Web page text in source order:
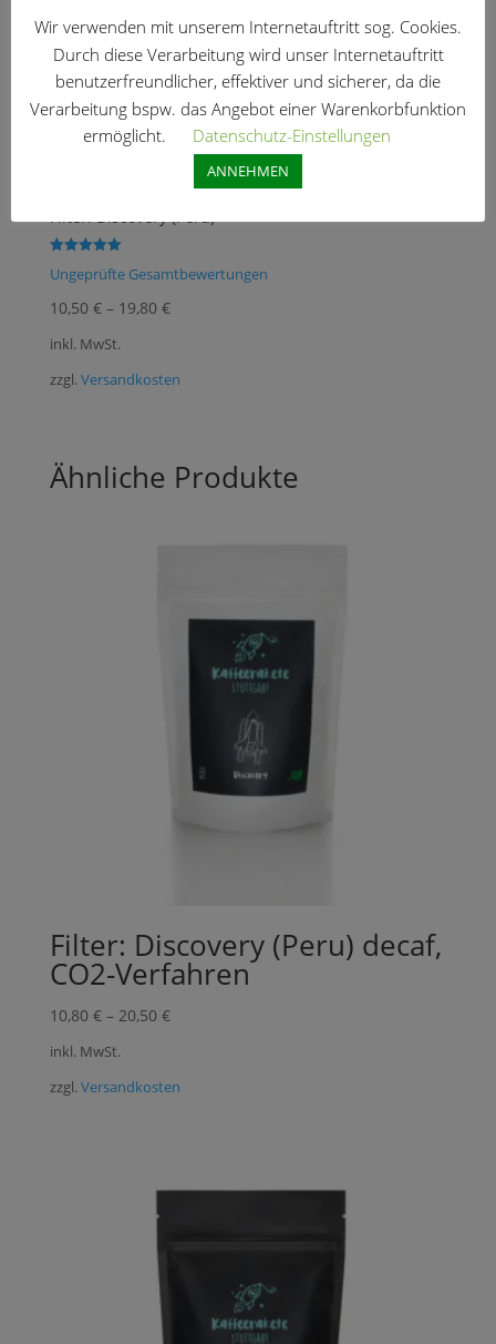
5.00
Ungeprüfte Gesamtbewertungen
10,50 €– 19,80 €
inkl. MwSt.
zzgl.Versandkosten
Ähnliche Produkte
Filter: Discovery (Peru) decaf,
CO2-Verfahren
10,80 €– 20,50 €
inkl. MwSt.
zzgl.Versandkosten
Wir verwenden mit unserem Internetauftritt sog. Cookies.
Durch diese Verarbeitung wird unser Internetauftritt
benutzerfreundlicher, effektiver und sicherer, da die
Verarbeitung bspw. das Angebot einer Warenkorbfunktion
ermöglicht.
Datenschutz-Einstellungen
ANNEHMEN